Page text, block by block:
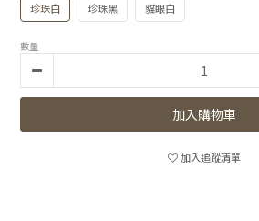
珍珠白 珍珠黑 貓眼白
數量
加入購物車
加入追蹤清單